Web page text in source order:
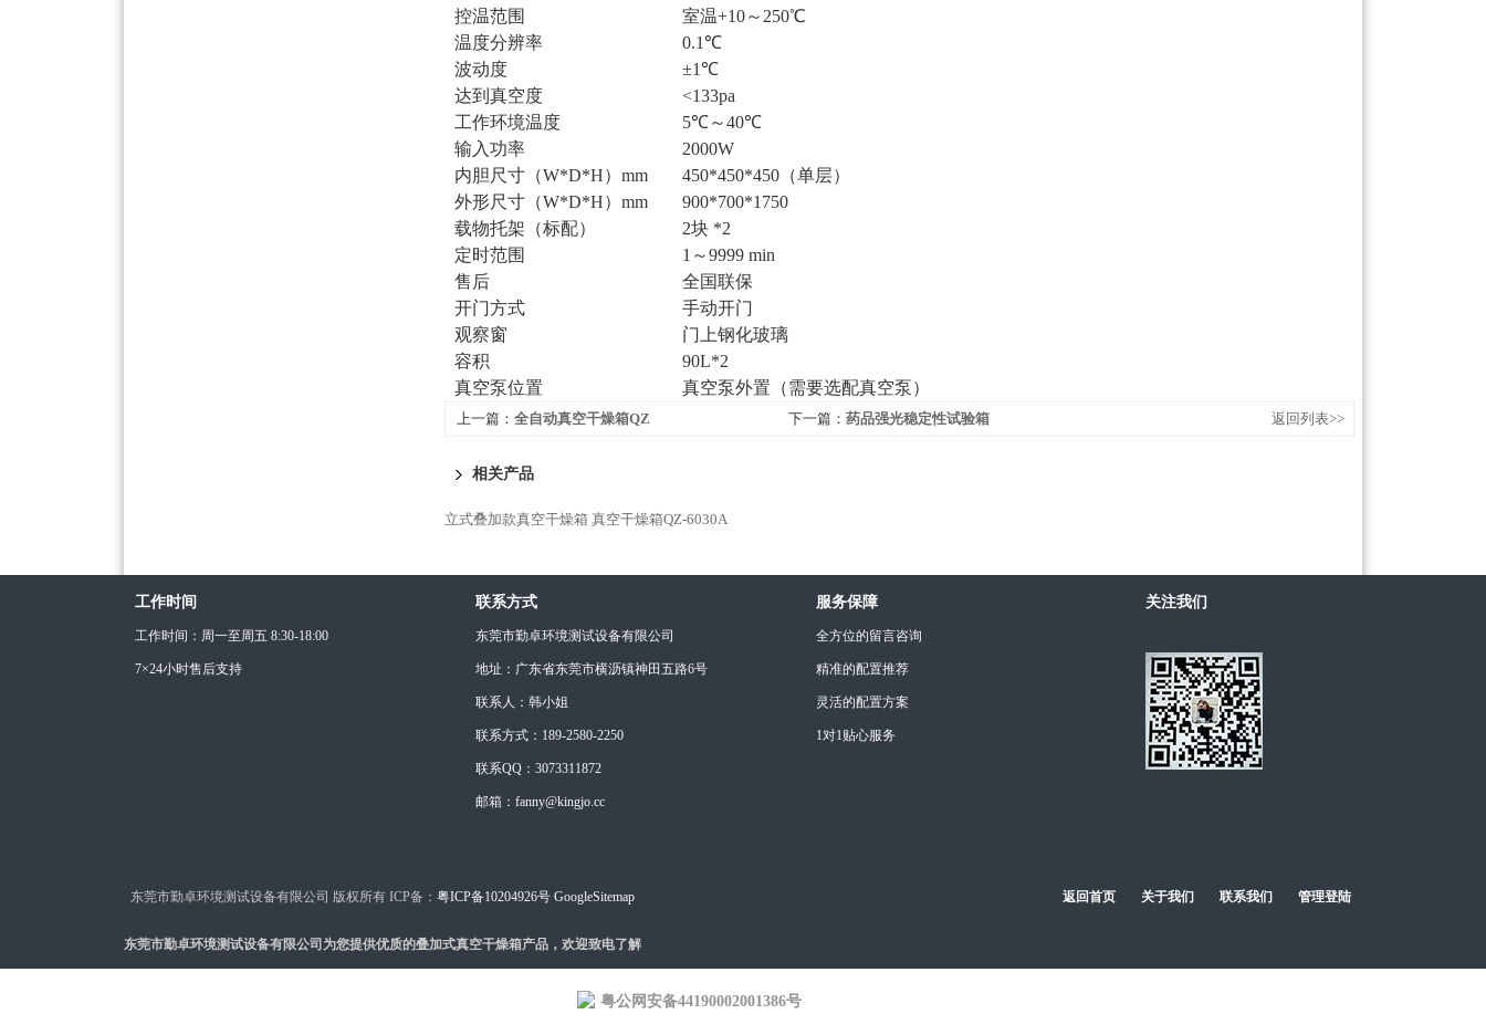
控温范围
室温+10～250℃
温度分辨率
0.1℃
波动度
±1℃
达到真空度
<133pa
工作环境温度
5℃～40℃
输入功率
2000W
内胆尺寸（W*D*H）mm
450*450*450（单层）
外形尺寸（W*D*H）mm
900*700*1750
载物托架（标配）
2块 *2
定时范围
1～9999 min
售后
全国联保
开门方式
手动开门
观察窗
门上钢化玻璃
容积
90L*2
真空泵位置
真空泵外置（需要选配真空泵）
上一篇： 全自动真空干燥箱QZ 下一篇： 药品强光稳定性试验箱 返回列表>>
相关产品
立式叠加款真空干燥箱 真空干燥箱QZ-6030A
工作时间
工作时间：周一至周五 8:30-18:00
7×24小时售后支持
联系方式
东莞市勤卓环境测试设备有限公司
地址：广东省东莞市横沥镇神田五路6号
联系人：韩小姐
联系方式：189-2580-2250
联系QQ：3073311872
邮箱：fanny@kingjo.cc
服务保障
全方位的留言咨询
精准的配置推荐
灵活的配置方案
1对1贴心服务
关注我们
东莞市勤卓环境测试设备有限公司 版权所有 ICP备： 粤ICP备10204926号 GoogleSitemap
东莞市勤卓环境测试设备有限公司为您提供优质的叠加式真空干燥箱产品，欢迎致电了解
返回首页 关于我们 联系我们 管理登陆
粤公网安备44190002001386号